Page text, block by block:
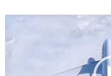
مشغل
الفيديو